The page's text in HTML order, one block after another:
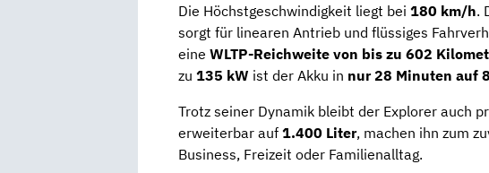
Die Höchstgeschwindigkeit liegt bei 180 km/h.
sorgt für linearen Antrieb und flüssiges
eine WLTP-Reichweite von bis zu 602
zu 135 kW ist der Akku in nur 28 Minuten auf
Trotz seiner Dynamik bleibt der Explorer auch
erweiterbar auf 1.400 Liter, machen ihn zum
Business, Freizeit oder Familienalltag.